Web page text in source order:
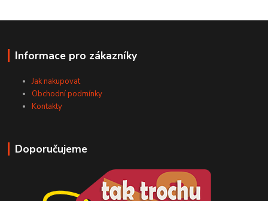
Informace pro zákazníky
Jak nakupovat
Obchodní podmínky
Kontakty
Doporučujeme